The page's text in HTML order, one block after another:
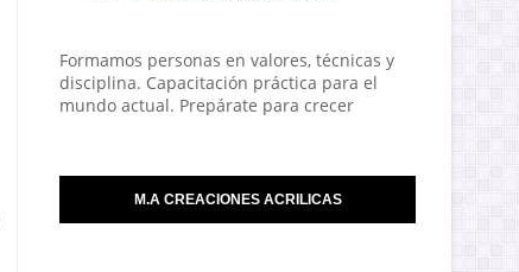
Formamos personas en valores, técnicas y
disciplina. Capacitación práctica para el
mundo actual. Prepárate para crecer
M.A CREACIONES ACRILICAS